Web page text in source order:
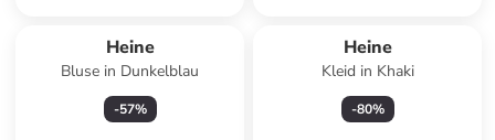
Heine
Bluse in Dunkelblau
-57%
Heine
Kleid in Khaki
-80%